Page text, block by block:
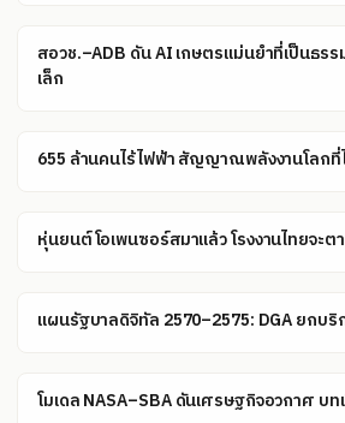
สอวช.–ADB ดัน AI เกษตรแม่นยำที่เป็นธรร
เล็ก
655 ล้านคนไร้ไฟฟ้า สัญญาณพลังงานโลกที่
หุ่นยนต์โอเพนซอร์สมาแล้ว โรงงานไทยจะต
แผนรัฐบาลดิจิทัล 2570–2575: DGA ยกบริ
โมเดล NASA–SBA ดันเศรษฐกิจอวกาศ บ